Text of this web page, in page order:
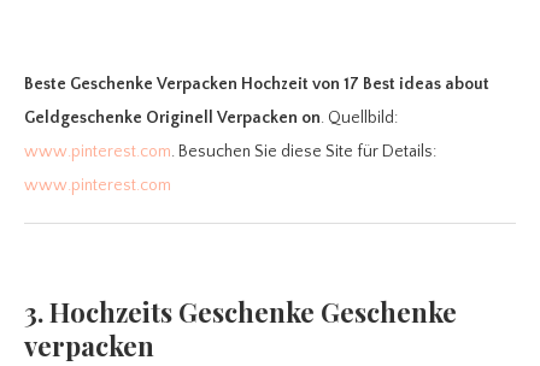
Beste Geschenke Verpacken Hochzeit von 17 Best ideas about
Geldgeschenke Originell Verpacken on. Quellbild:
www.pinterest.com. Besuchen Sie diese Site für Details:
www.pinterest.com
3. Hochzeits Geschenke Geschenke
verpacken